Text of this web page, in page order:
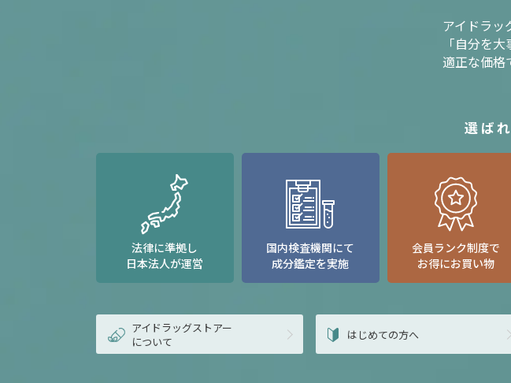
アイドラッ
「自分を
適正な価格
選ば
法律に準拠し
日本法人が運営
国内検査機関にて
成分鑑定を実施
会員ランク制度で
お得にお買い物
アイドラッグストアー
について
はじめての方へ